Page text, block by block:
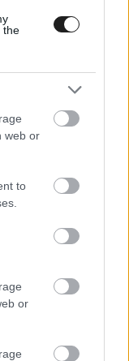
the
web or
to
or
Island
a
amiatt, hogy a
a naptárból.